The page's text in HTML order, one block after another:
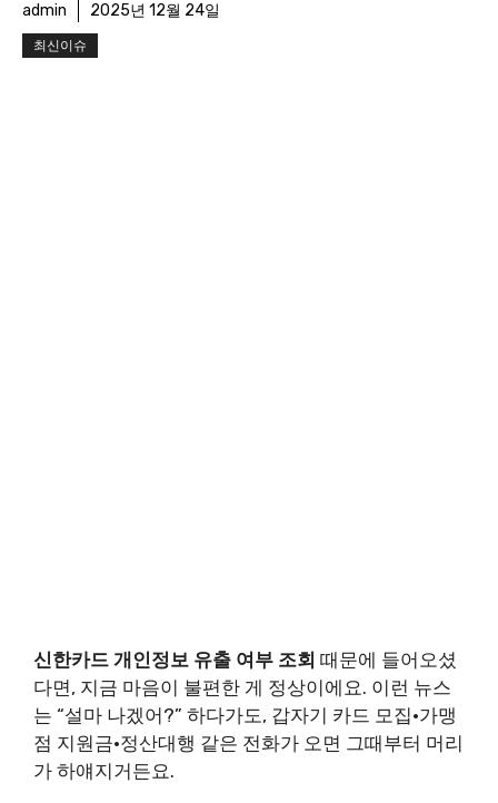
admin 2025년 12월 24일
최신이슈
신한카드 개인정보 유출 여부 조회 때문에 들어오셨
다면, 지금 마음이 불편한 게 정상이에요. 이런 뉴스
는 “설마 나겠어?” 하다가도, 갑자기 카드 모집·가맹
점 지원금·정산대행 같은 전화가 오면 그때부터 머리
가 하얘지거든요.